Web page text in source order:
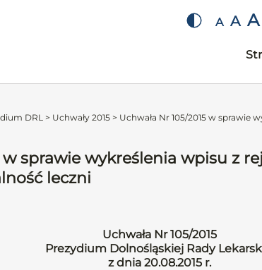
A A A
DRL > Uchwały 2015 > Uchwała Nr 105/2015 w sprawie
w sprawie wykreślenia wpisu z
leczni
Uchwała Nr 105/2015
Prezydium Dolnośląskiej Rady
z dnia 20.08.2015 r.